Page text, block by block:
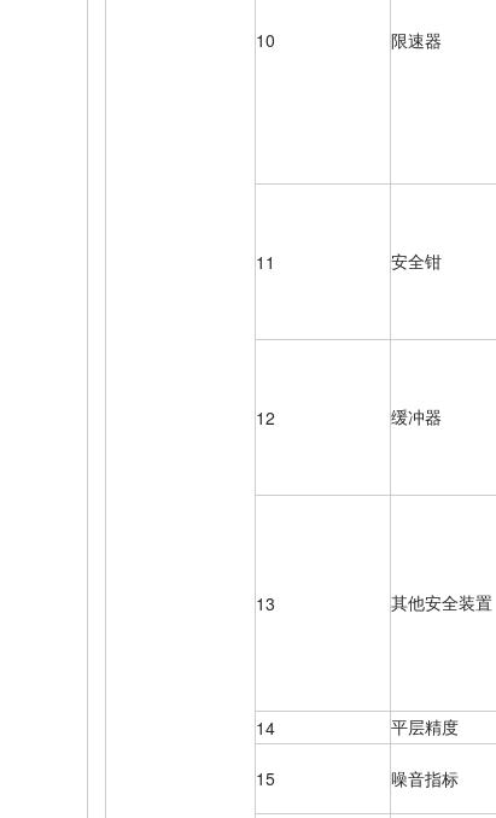
10 限速器
11 安全钳
12 缓冲器
13 其他安全装置
14
平层精度
15 噪音指标